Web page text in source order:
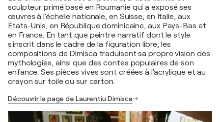
sculpteur primé basé en Roumanie qui a exposé ses
œuvres à l'échelle nationale, en Suisse, en Italie, aux
États-Unis, en République dominicaine, aux Pays-Bas et
en France. En tant que peintre narratif dont le style
s'inscrit dans le cadre de la figuration libre, les
compositions de Dimisca traduisent sa propre vision des
mythologies, ainsi que des contes populaires de son
enfance. Ses pièces vives sont créées à l'acrylique et au
crayon sur toile ou sur carton.
Découvrir la page de Laurentiu Dimisca